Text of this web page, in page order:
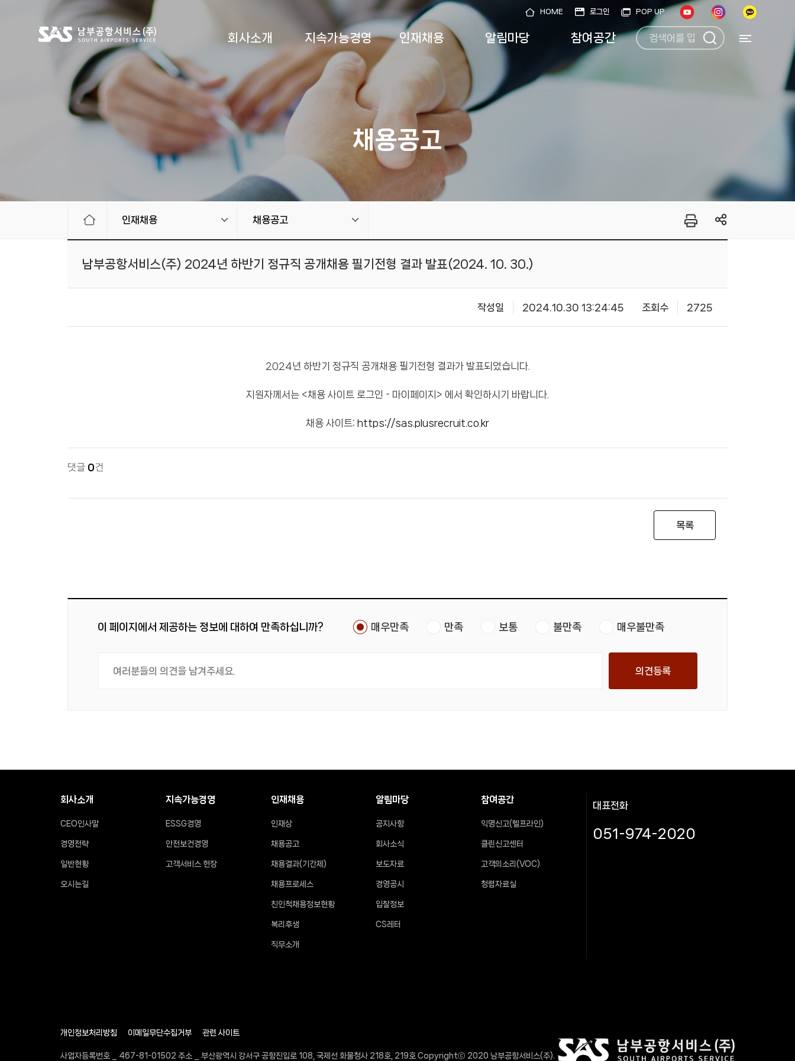
HOME 로그인 POP UP
회사소개 지속가능경영 인재채용 알림마당 참여공간
채용공고
인재채용 채용공고
남부공항서비스(주) 2024년 하반기 정규직 공개채용 필기전형 결과 발표(2024. 10. 30.)
작성일 2024.10.30 13:24:45 조회수 2725
2024년 하반기 정규직 공개채용 필기전형 결과가 발표되었습니다.
지원자께서는 <채용 사이트 로그인 - 마이페이지> 에서 확인하시기 바랍니다.
채용 사이트: https://sas.plusrecruit.co.kr
댓글 0건
목록
이 페이지에서 제공하는 정보에 대하여 만족하십니까? 매우만족 만족 보통 불만족 매우불만족
의견등록
회사소개
CEO인사말
경영전략
일반현황
오시는길
지속가능경영
ESSG경영
안전보건경영
고객서비스 헌장
인재채용
인재상
채용공고
채용결과(기간제)
채용프로세스
친인척채용정보현황
복리후생
직무소개
알림마당
공지사항
회사소식
보도자료
경영공시
입찰정보
CS레터
참여공간
익명신고(헬프라인)
클린신고센터
고객의소리(VOC)
청렴자료실
대표전화
051-974-2020
개인정보처리방침 이메일무단수집거부 관련 사이트
사업자등록번호 _ 467-81-01502 주소 _ 부산광역시 강서구 공항진입로 108, 국제선 화물청사 218호, 219호 Copyrightⓒ 2020 남부공항서비스(주).